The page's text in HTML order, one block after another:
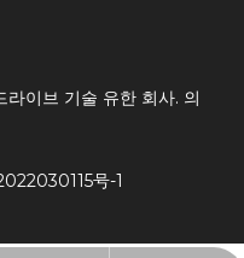
라이브 기술 유한 회사. 의
号-1